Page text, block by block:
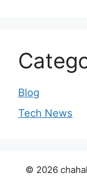
Blog
Tech News
© 2026